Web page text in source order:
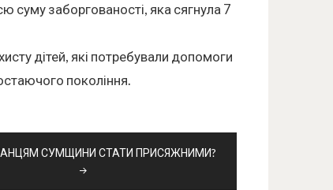
суму заборгованості, яка сягнула 7
дітей, які потребували допомоги
покоління.
СУМЩИНИ СТАТИ ПРИСЯЖНИМИ?